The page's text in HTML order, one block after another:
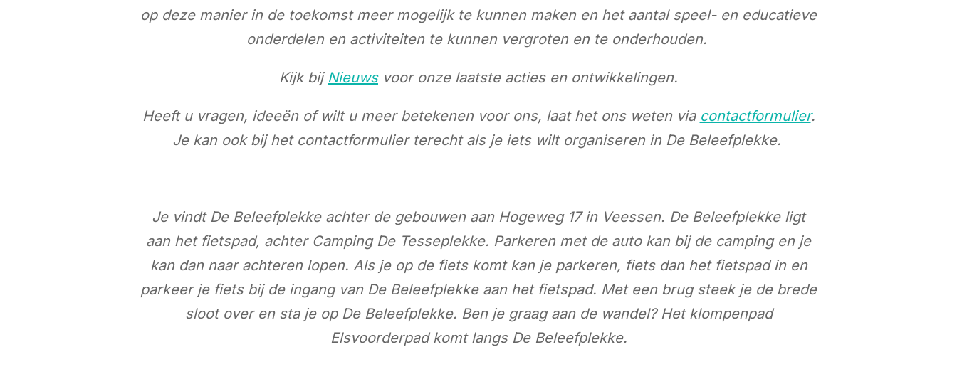
op deze manier in de toekomst meer mogelijk te kunnen maken en het aantal speel- en educatieve
onderdelen en activiteiten te kunnen vergroten en te onderhouden.
Kijk bij Nieuwsvoor onze laatste acties en ontwikkelingen.
Heeft u vragen, ideeën of wilt u meer betekenen voor ons, laat het ons weten via contactformulier.
Je kan ook bij het contactformulier terecht als je iets wilt organiseren in De Beleefplekke.
Je vindt De Beleefplekke achter de gebouwen aan Hogeweg 17 in Veessen. De Beleefplekke ligt
aan het fietspad, achter Camping De Tesseplekke. Parkeren met de auto kan bij de camping en je
kan dan naar achteren lopen. Als je op de fiets komt kan je parkeren, fiets dan het fietspad in en
parkeer je fiets bij de ingang van De Beleefplekke aan het fietspad. Met een brug steek je de brede
sloot over en sta je op De Beleefplekke. Ben je graag aan de wandel? Het klompenpad
Elsvoorderpad komt langs De Beleefplekke.